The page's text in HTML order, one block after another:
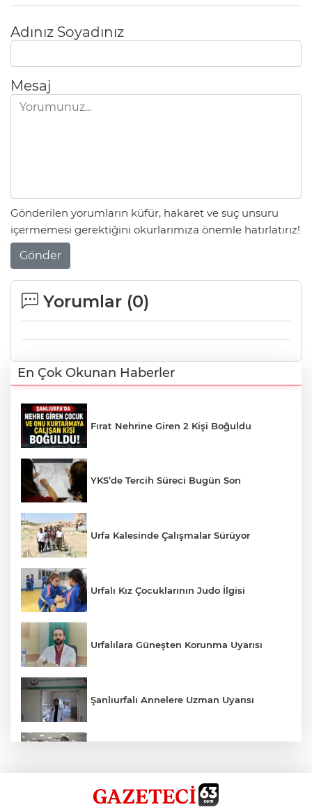
Adınız Soyadınız
Mesaj
Gönderilen yorumların küfür, hakaret ve suç unsuru
içermemesi gerektiğini okurlarımıza önemle hatırlatırız!
Gönder
Yorumlar (0)
En Çok Okunan Haberler
Fırat Nehrine Giren 2 Kişi Boğuldu
YKS’de Tercih Süreci Bugün Son
Urfa Kalesinde Çalışmalar Sürüyor
Urfalı Kız Çocuklarının Judo İlgisi
Urfalılara Güneşten Korunma Uyarısı
Şanlıurfalı Annelere Uzman Uyarısı